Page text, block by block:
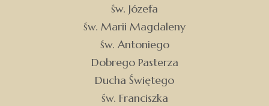
św. Józefa
św. Marii Magdaleny
św. Antoniego
Dobrego Pasterza
Ducha Świętego
św. Franciszka